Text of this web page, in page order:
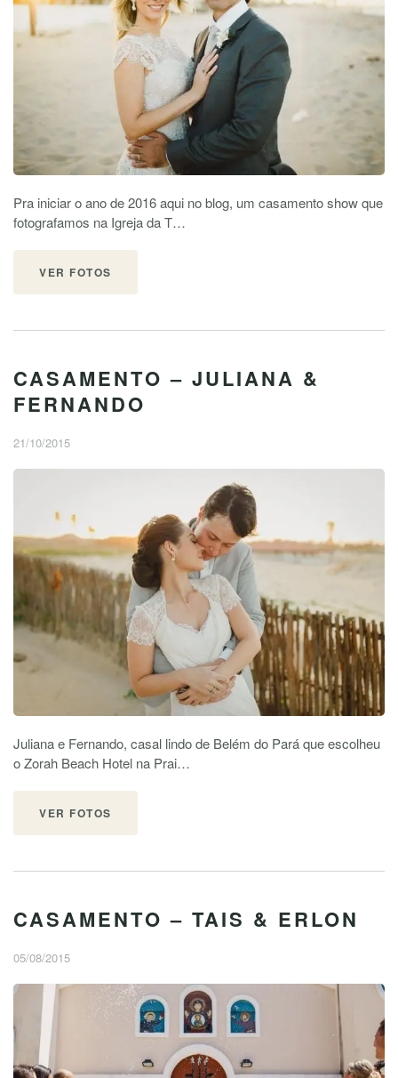
Pra iniciar o ano de 2016 aqui no blog, um casamento show que
fotografamos na Igreja da T…
VER FOTOS
CASAMENTO – JULIANA &
FERNANDO
21/10/2015
Juliana e Fernando, casal lindo de Belém do Pará que escolheu
o Zorah Beach Hotel na Prai…
VER FOTOS
CASAMENTO – TAIS & ERLON
05/08/2015